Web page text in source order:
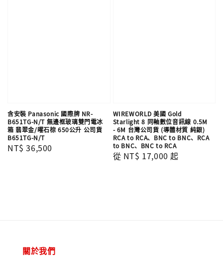
含安裝 Panasonic 國際牌 NR-
B651TG-N/T 無邊框玻璃雙門電冰
箱 翡翠金/曜石棕 650公升 公司貨
B651TG-N/T
Regular
NT$ 36,500
WIREWORLD 美國 Gold
Starlight 8 同軸數位音訊線 0.5M
- 6M 台灣公司貨 (導體材質 純銀)
RCA to RCA、BNC to BNC、RCA
to BNC、BNC to RCA
Regular
從 NT$ 17,000 起
關於我們